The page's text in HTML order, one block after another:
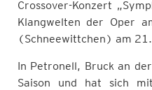
Crossover-Konzert
Klangwelten der Oper
(Schneewittchen) am
In Petronell, Bruck an
Saison und hat sich